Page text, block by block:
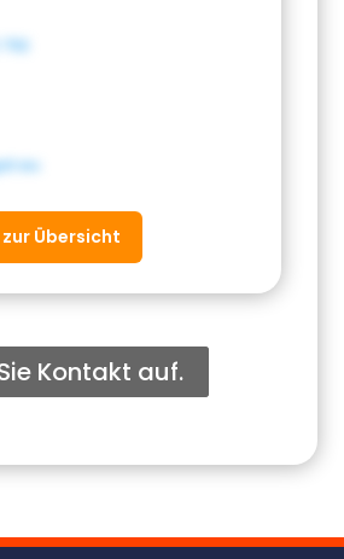
Übersicht
Kontakt auf.